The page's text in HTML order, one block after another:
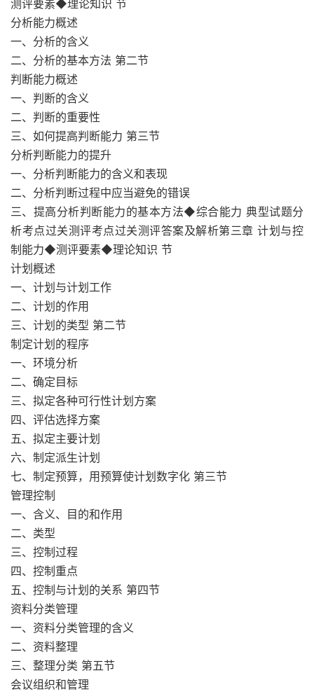
测评要素◆理论知识 节
分析能力概述
一、分析的含义
二、分析的基本方法 第二节
判断能力概述
一、判断的含义
二、判断的重要性
三、如何提高判断能力 第三节
分析判断能力的提升
一、分析判断能力的含义和表现
二、分析判断过程中应当避免的错误
三、提高分析判断能力的基本方法◆综合能力 典型试题分
析考点过关测评考点过关测评答案及解析第三章 计划与控
制能力◆测评要素◆理论知识 节
计划概述
一、计划与计划工作
二、计划的作用
三、计划的类型 第二节
制定计划的程序
一、环境分析
二、确定目标
三、拟定各种可行性计划方案
四、评估选择方案
五、拟定主要计划
六、制定派生计划
七、制定预算，用预算使计划数字化 第三节
管理控制
一、含义、目的和作用
二、类型
三、控制过程
四、控制重点
五、控制与计划的关系 第四节
资料分类管理
一、资料分类管理的含义
二、资料整理
三、整理分类 第五节
会议组织和管理